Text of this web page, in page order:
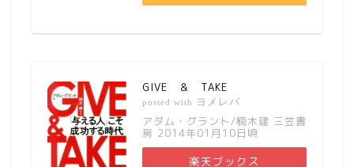
GIVE ＆ TAKE
posted with ヨメレバ
アダム・グラント/楠木建 三笠書
房 2014年01月10日頃
楽天ブックス